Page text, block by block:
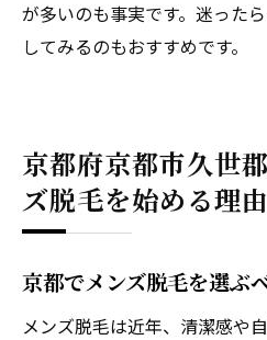
が多いのも事実です。迷った
してみるのもおすすめです。
京都府京都市久世
ズ脱毛を始める理由
京都でメンズ脱毛を選ぶ
メンズ脱毛は近年、清潔感や